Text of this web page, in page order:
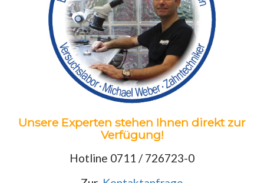
Unsere Experten stehen Ihnen direkt zur
Verfügung!
Hotline 0711 / 726723-0